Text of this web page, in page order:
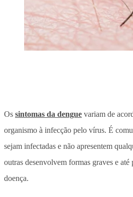
Os sintomas da dengue variam de
organismo à infecção pelo vírus. É
sejam infectadas e não apresentem
outras desenvolvem formas graves e até
doença.